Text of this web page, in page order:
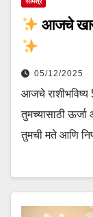
आजचे खास
05/12/2025
आजचे
तुमच्यासाठी
तुमची मते आणि